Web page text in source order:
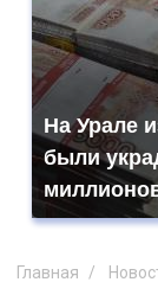
На Урале
были
Главная